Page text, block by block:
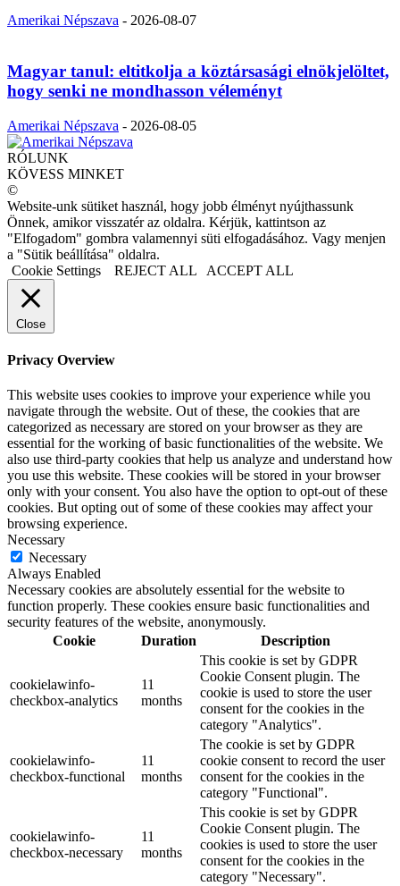
Amerikai Népszava - 2026-08-07
Magyar tanul: eltitkolja a köztársasági elnökjelöltet,
hogy senki ne mondhasson véleményt
Amerikai Népszava - 2026-08-05
RÓLUNK
KÖVESS MINKET
©
Website-unk sütiket használ, hogy jobb élményt nyújthassunk
Önnek, amikor visszatér az oldalra. Kérjük, kattintson az
"Elfogadom" gombra valamennyi süti elfogadásához. Vagy menjen
a "Sütik beállítása" oldalra.
Cookie Settings
REJECT ALL ACCEPT ALL
Close
Privacy Overview
This website uses cookies to improve your experience while you
navigate through the website. Out of these, the cookies that are
categorized as necessary are stored on your browser as they are
essential for the working of basic functionalities of the website. We
also use third-party cookies that help us analyze and understand how
you use this website. These cookies will be stored in your browser
only with your consent. You also have the option to opt-out of these
cookies. But opting out of some of these cookies may affect your
browsing experience.
Necessary
Necessary
Always Enabled
Necessary cookies are absolutely essential for the website to
function properly. These cookies ensure basic functionalities and
security features of the website, anonymously.
Cookie
Duration Description
cookielawinfo-
checkbox-analytics
11
months
This cookie is set by GDPR
Cookie Consent plugin. The
cookie is used to store the user
consent for the cookies in the
category "Analytics".
cookielawinfo-
checkbox-functional
11
months
The cookie is set by GDPR
cookie consent to record the user
consent for the cookies in the
category "Functional".
cookielawinfo-
checkbox-necessary
11
months
This cookie is set by GDPR
Cookie Consent plugin. The
cookies is used to store the user
consent for the cookies in the
category "Necessary".